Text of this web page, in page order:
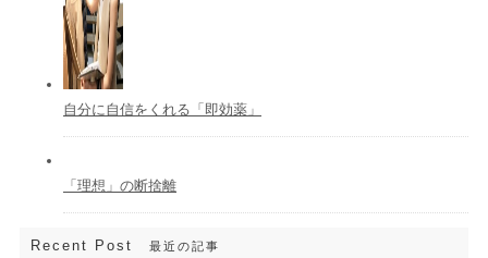
自分に自信をくれる「即効薬」
「理想」の断捨離
Recent Post 最近の記事